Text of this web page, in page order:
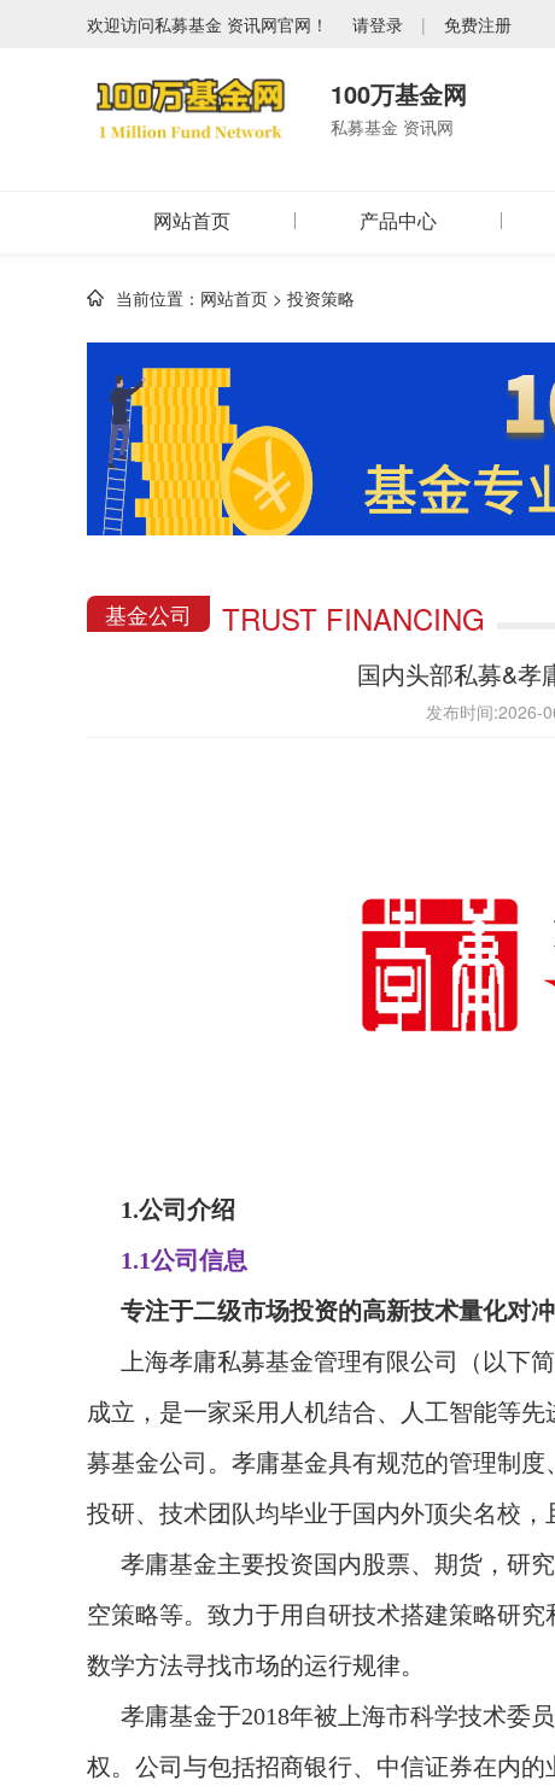
欢迎访问私募基金 资讯网官网！ 请登录 | 免费注册
100万基金网
私募基金 资讯网
网站首页 产品中心
当前位置： 网站首页 > 投资策略
基金公司 TRUST FINANCING
国内头部私募&孝
发布时间
1.公司介绍
1.1公司信息
专注于二级市场投资的高新技术量化对
上海孝庸私募基金管理有限公司（以下
成立，是一家采用人机结合、人工智能等
募基金公司。孝庸基金具有规范的管理制
投研、技术团队均毕业于国内外顶尖名校，
孝庸基金主要投资国内股票、期货，研
空策略等。致力于用自研技术搭建策略研
数学方法寻找市场的运行规律。
孝庸基金于2018年被上海市科学技术委
权。公司与包括招商银行、中信证券在内